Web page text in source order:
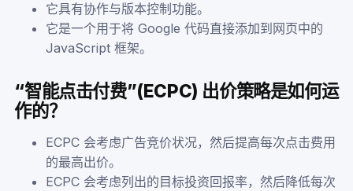
它具有协作与版本控制功能。
它是一个用于将 Google 代码直接添加到网页中的
JavaScript 框架。
“智能点击付费”(ECPC) 出价策略是如何运
作的？
ECPC 会考虑广告竞价状况，然后提高每次点击费用
的最高出价。
ECPC 会考虑列出的目标投资回报率，然后降低每次